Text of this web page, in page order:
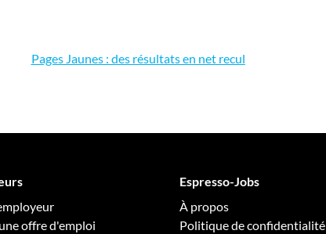
Pages Jaunes : des résultats en net recul
offre d'emploi
Espresso-Jobs
À propos
Politique de confidentialité